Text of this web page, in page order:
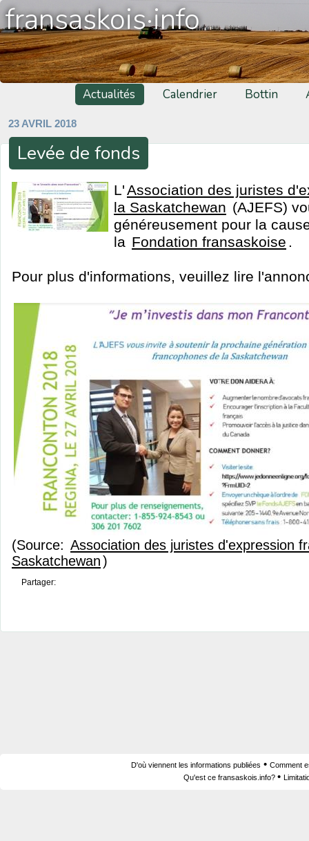
fransaskois·info
Actualités Calendrier Bottin
23 AVRIL 2018
Levée de fonds
L'Association des juristes
la Saskatchewan (AJEFS)
généreusement pour la
la Fondation fransaskoise .
Pour plus d'informations, veuillez lire
(Source: Association des juristes d'expression
Saskatchewan)
Partager:
D'où viennent les informations publiées • Comment
Qu'est ce fransaskois.info? •